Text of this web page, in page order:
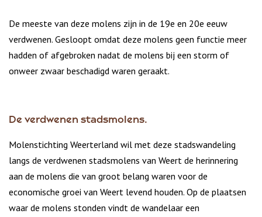
De meeste van deze molens zijn in de 19e en 20e eeuw
verdwenen. Gesloopt omdat deze molens geen functie meer
hadden of afgebroken nadat de molens bij een storm of
onweer zwaar beschadigd waren geraakt.
De verdwenen stadsmolens.
Molenstichting Weerterland wil met deze stadswandeling
langs de verdwenen stadsmolens van Weert de herinnering
aan de molens die van groot belang waren voor de
economische groei van Weert levend houden. Op de plaatsen
waar de molens stonden vindt de wandelaar een